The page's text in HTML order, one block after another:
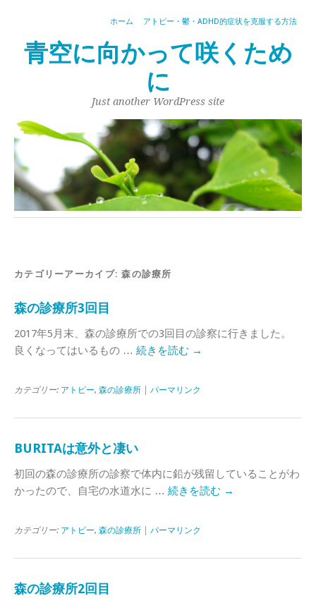
ホーム アトピー・鬱・ADHD的症状を克服する方法
青空に向かって咲くため
に
Just another WordPress site
カテゴリーアーカイブ:森の診療所
森の診療所3回目
2017年5月末、森の診療所での3回目の診察に行きました。
良くなってはいるもの … 続きを読む →
カテゴリー: アトピー, 森の診療所 パーマリンク
BURITAは意外と凄い
初回の森の診療所の診察で体内に鉛が残留していることがわ
かったので、自宅の水道水に … 続きを読む →
カテゴリー: アトピー, 森の診療所 パーマリンク
森の診療所2回目